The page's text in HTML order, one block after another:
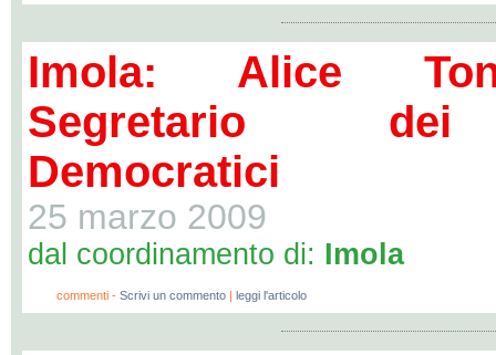
Imola: Alice
Segretario
Democratici
25 marzo 2009
dal coordinamento di: Imola
commenti - Scrivi un commento | leggi l'articolo